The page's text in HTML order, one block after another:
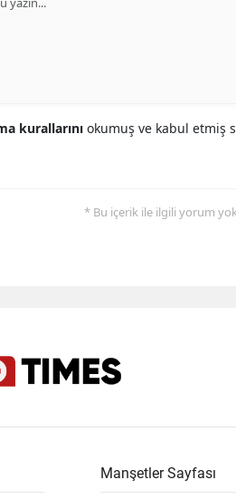
kurallarını okumuş ve kabul etmiş
* Bu içerik ile ilgili yorum
Manşetler Sayfası